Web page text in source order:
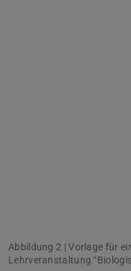
Abbildung 2 | Vorlage für
Lehrveranstaltung